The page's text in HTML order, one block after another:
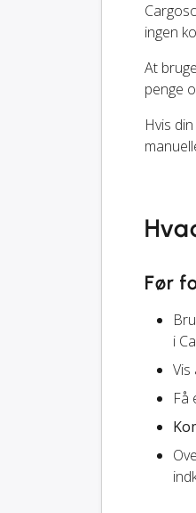
ingen
At
penge
Hvis
Før
i
Vis
Få